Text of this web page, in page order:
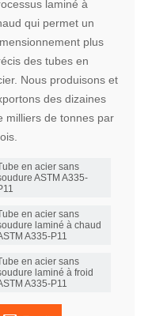
laminé à
qui permet un
plus
des tubes en
Nous produisons et
des dizaines
milliers de tonnes par
en acier sans
ASTM A335-
en acier sans
laminé à chaud
A335-P11
en acier sans
laminé à froid
A335-P11